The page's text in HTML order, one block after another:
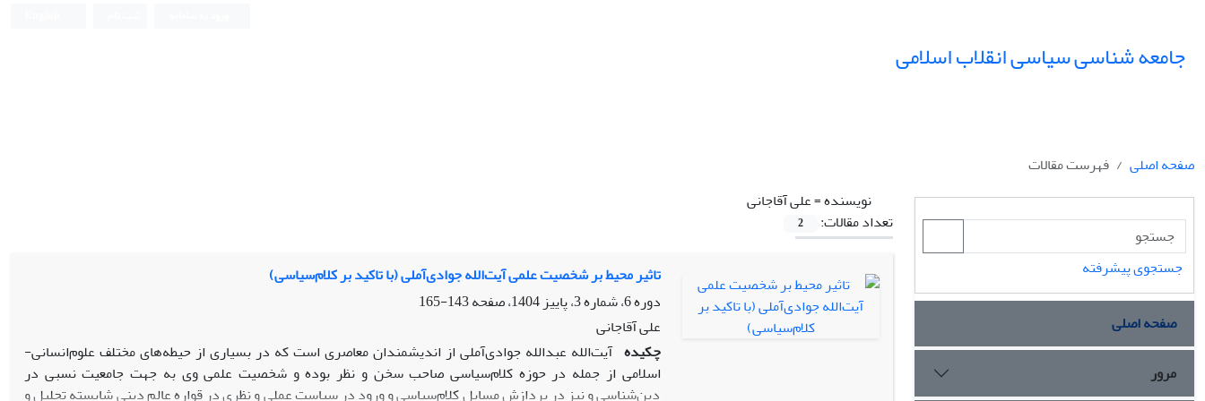
جامعه شناسی سیاسی انقلاب اسلامی
صفحه اصلی
فهرست مقالات
نویسنده =علی آقاجانی
تعداد مقالات:
2
تاثیر محیط بر شخصیت علمی آیت‌الله جوادی‌آملی (با تاکید بر کلام‌سیاسی)
دوره 6، شماره 3، پاییز 1404، صفحه
143-165
علی آقاجانی
چکیده آیت‌الله عبدالله جوادی‌آملی از اندیشمندان معاصری است که در بسیاری از حیطه‌های مختلف علوم‌انسانی-
اسلامی از جمله در حوزه کلام‌سیاسی صاحب سخن و نظر بوده و شخصیت علمی وی به جهت جامعیت نسبی در
دین‌شناسی و نیز در پردازش مسایل کلام‌سیاسی و ورود در سیاست عملی و نظری در قواره عالم دینی شایسته تحلیل و
جستجوی پیشرفته
صفحه اصلی
مرور